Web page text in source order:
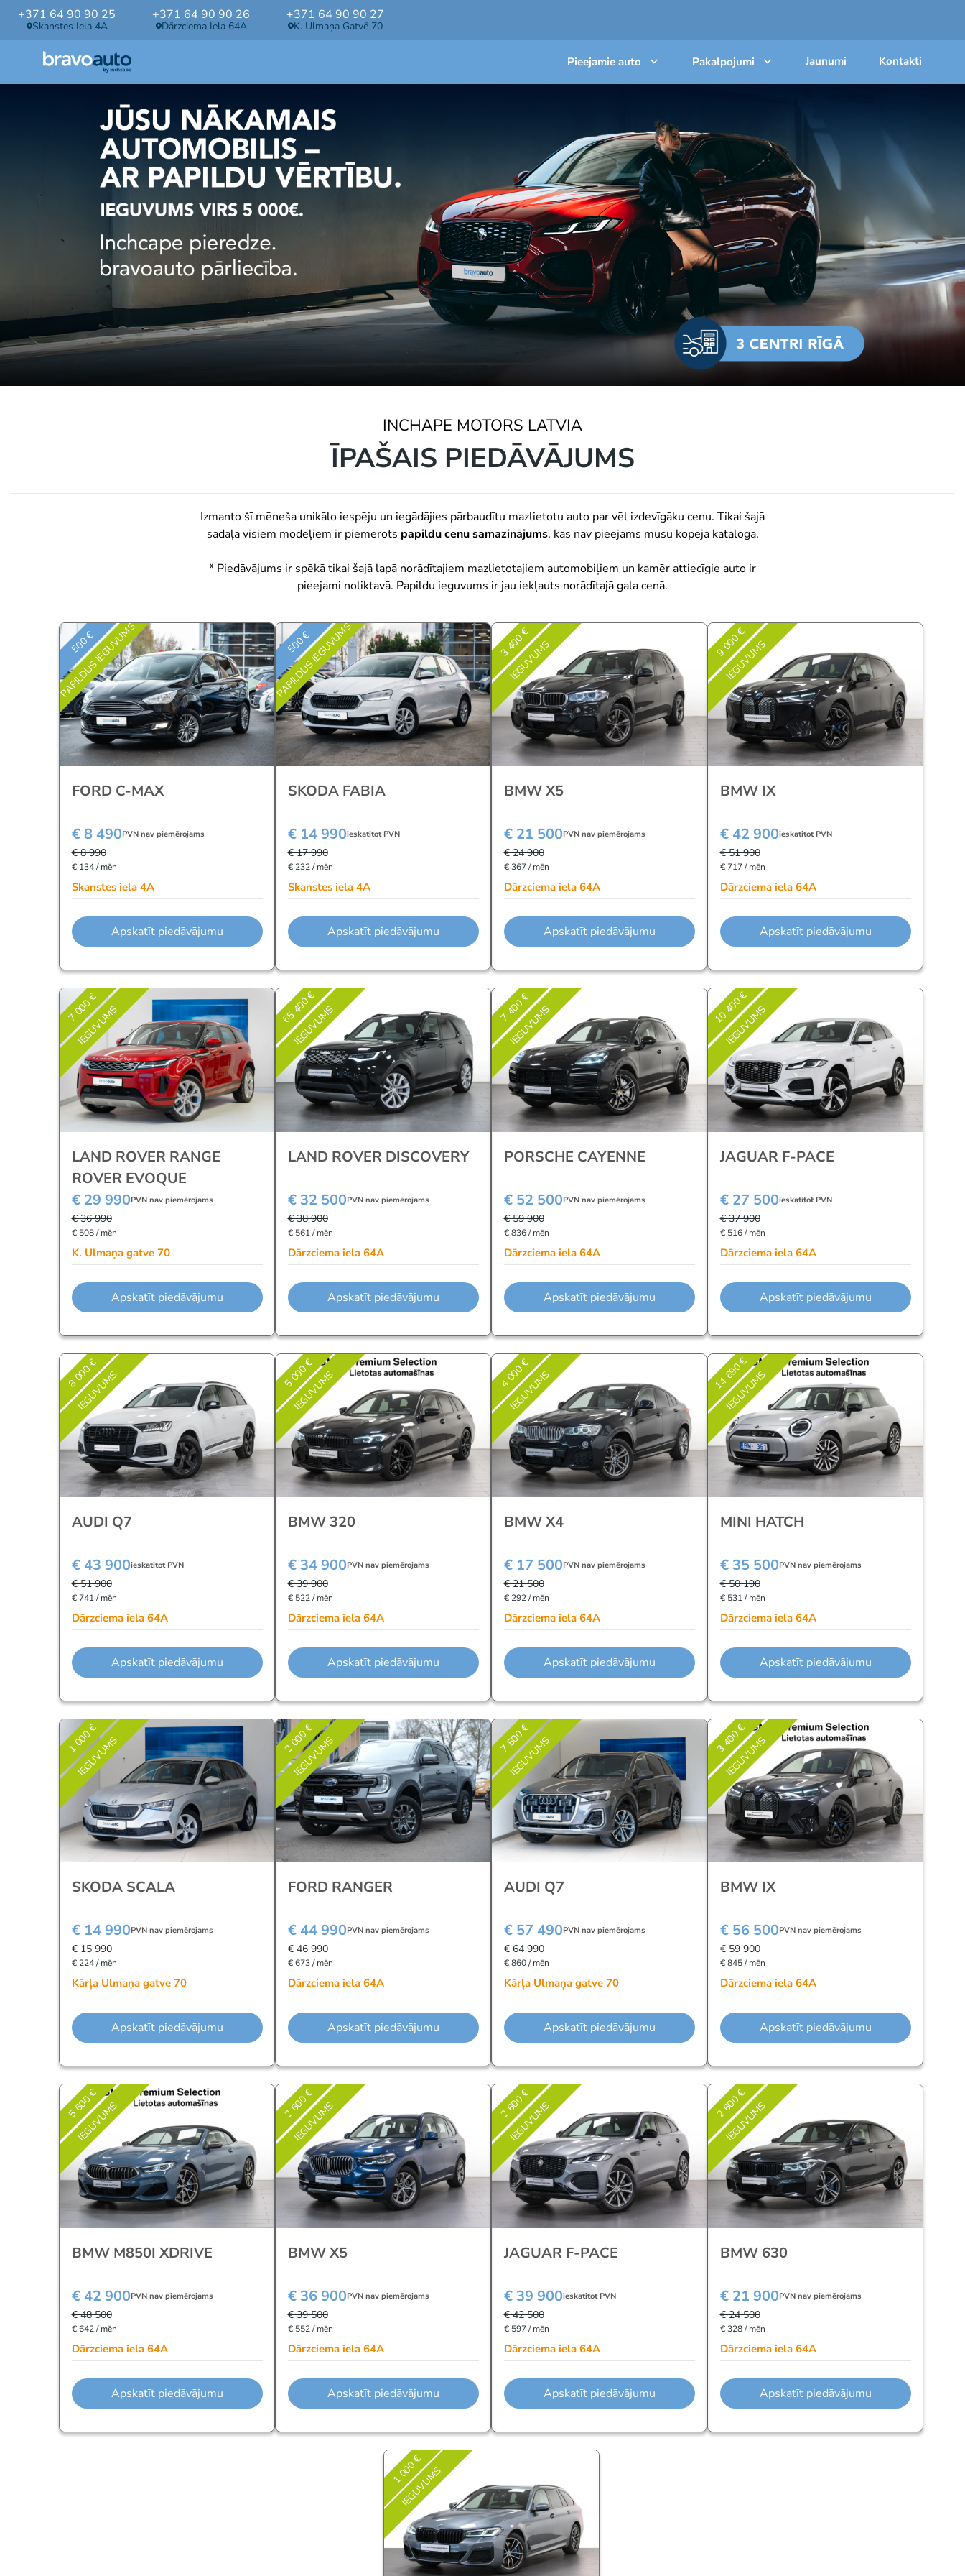
+371 64 90 90 25
Skanstes Iela 4A
+371 64 90 90 26
Dārzciema Iela 64A
+371 64 90 90 27
K. Ulmaņa Gatvē 70
Pieejamie auto Pakalpojumi Jaunumi Kontakti
INCHAPE MOTORS LATVIA
ĪPAŠAIS PIEDĀVĀJUMS
Izmanto šī mēneša unikālo iespēju un iegādājies pārbaudītu mazlietotu auto par vēl izdevīgāku cenu. Tikai šajā
sadaļā visiem modeļiem ir piemērots papildu cenu samazinājums, kas nav pieejams mūsu kopējā katalogā.
* Piedāvājums ir spēkā tikai šajā lapā norādītajiem mazlietotajiem automobiļiem un kamēr attiecīgie auto ir
pieejami noliktavā. Papildu ieguvums ir jau iekļauts norādītajā gala cenā.
500 €
PAPILDUS IEGUVUMS
FORD C-MAX
€ 8 490PVN nav piemērojams
€ 8 990
€ 134 / mēn
Skanstes iela 4A
Apskatīt piedāvājumu
500 €
PAPILDUS IEGUVUMS
SKODA FABIA
€ 14 990ieskatitot PVN
€ 17 990
€ 232 / mēn
Skanstes iela 4A
Apskatīt piedāvājumu
3 400 €
IEGUVUMS
BMW X5
€ 21 500PVN nav piemērojams
€ 24 900
€ 367 / mēn
Dārzciema iela 64A
Apskatīt piedāvājumu
9 000 €
IEGUVUMS
BMW IX
€ 42 900ieskatitot PVN
€ 51 900
€ 717 / mēn
Dārzciema iela 64A
Apskatīt piedāvājumu
7 000 €
IEGUVUMS
LAND ROVER RANGE
ROVER EVOQUE
€ 29 990PVN nav piemērojams
€ 36 990
€ 508 / mēn
K. Ulmaņa gatve 70
Apskatīt piedāvājumu
65 400 €
IEGUVUMS
LAND ROVER DISCOVERY
€ 32 500PVN nav piemērojams
€ 38 900
€ 561 / mēn
Dārzciema iela 64A
Apskatīt piedāvājumu
7 400 €
IEGUVUMS
PORSCHE CAYENNE
€ 52 500PVN nav piemērojams
€ 59 900
€ 836 / mēn
Dārzciema iela 64A
Apskatīt piedāvājumu
10 400 €
IEGUVUMS
JAGUAR F-PACE
€ 27 500ieskatitot PVN
€ 37 900
€ 516 / mēn
Dārzciema iela 64A
Apskatīt piedāvājumu
8 000 €
IEGUVUMS
AUDI Q7
€ 43 900ieskatitot PVN
€ 51 900
€ 741 / mēn
Dārzciema iela 64A
Apskatīt piedāvājumu
5 000 €
IEGUVUMS
BMW 320
€ 34 900PVN nav piemērojams
€ 39 900
€ 522 / mēn
Dārzciema iela 64A
Apskatīt piedāvājumu
4 000 €
IEGUVUMS
BMW X4
€ 17 500PVN nav piemērojams
€ 21 500
€ 292 / mēn
Dārzciema iela 64A
Apskatīt piedāvājumu
14 690 €
IEGUVUMS
MINI HATCH
€ 35 500PVN nav piemērojams
€ 50 190
€ 531 / mēn
Dārzciema iela 64A
Apskatīt piedāvājumu
1 000 €
IEGUVUMS
SKODA SCALA
€ 14 990PVN nav piemērojams
€ 15 990
€ 224 / mēn
Kārļa Ulmaņa gatve 70
Apskatīt piedāvājumu
2 000 €
IEGUVUMS
FORD RANGER
€ 44 990PVN nav piemērojams
€ 46 990
€ 673 / mēn
Dārzciema iela 64A
Apskatīt piedāvājumu
7 500 €
IEGUVUMS
AUDI Q7
€ 57 490PVN nav piemērojams
€ 64 990
€ 860 / mēn
Kārļa Ulmaņa gatve 70
Apskatīt piedāvājumu
3 400 €
IEGUVUMS
BMW IX
€ 56 500PVN nav piemērojams
€ 59 900
€ 845 / mēn
Dārzciema iela 64A
Apskatīt piedāvājumu
5 600 €
IEGUVUMS
BMW M850I XDRIVE
€ 42 900PVN nav piemērojams
€ 48 500
€ 642 / mēn
Dārzciema iela 64A
Apskatīt piedāvājumu
2 600 €
IEGUVUMS
BMW X5
€ 36 900PVN nav piemērojams
€ 39 500
€ 552 / mēn
Dārzciema iela 64A
Apskatīt piedāvājumu
2 600 €
IEGUVUMS
JAGUAR F-PACE
€ 39 900ieskatitot PVN
€ 42 500
€ 597 / mēn
Dārzciema iela 64A
Apskatīt piedāvājumu
2 600 €
IEGUVUMS
BMW 630
€ 21 900PVN nav piemērojams
€ 24 500
€ 328 / mēn
Dārzciema iela 64A
Apskatīt piedāvājumu
1 000 €
IEGUVUMS